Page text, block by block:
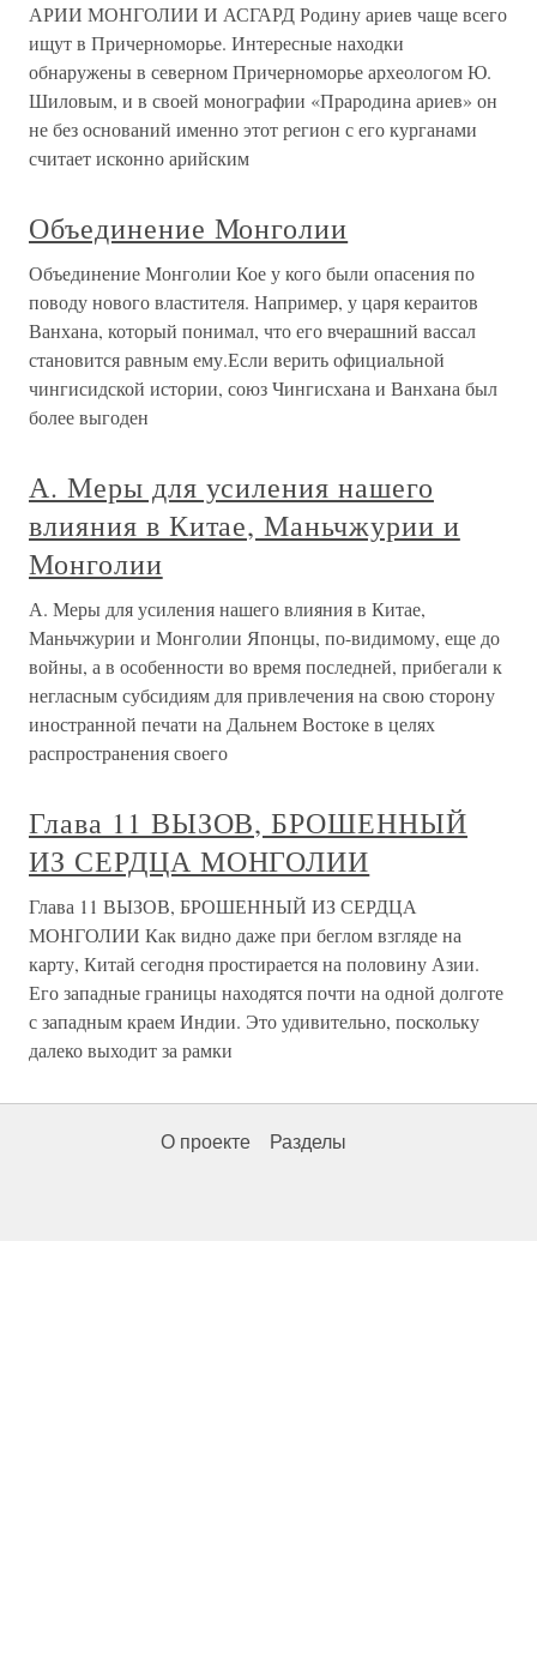
АРИИ МОНГОЛИИ И АСГАРД Родину ариев чаще всего
ищут в Причерноморье. Интересные находки
обнаружены в северном Причерноморье археологом Ю.
Шиловым, и в своей монографии «Прародина ариев» он
не без оснований именно этот регион с его курганами
считает исконно арийским
Объединение Монголии
Объединение Монголии Кое у кого были опасения по
поводу нового властителя. Например, у царя кераитов
Ванхана, который понимал, что его вчерашний вассал
становится равным ему.Если верить официальной
чингисидской истории, союз Чингисхана и Ванхана был
более выгоден
А. Меры для усиления нашего
влияния в Китае, Маньчжурии и
Монголии
А. Меры для усиления нашего влияния в Китае,
Маньчжурии и Монголии Японцы, по-видимому, еще до
войны, а в особенности во время последней, прибегали к
негласным субсидиям для привлечения на свою сторону
иностранной печати на Дальнем Востоке в целях
распространения своего
Глава 11 ВЫЗОВ, БРОШЕННЫЙ
ИЗ СЕРДЦА МОНГОЛИИ
Глава 11 ВЫЗОВ, БРОШЕННЫЙ ИЗ СЕРДЦА
МОНГОЛИИ Как видно даже при беглом взгляде на
карту, Китай сегодня простирается на половину Азии.
Его западные границы находятся почти на одной долготе
с западным краем Индии. Это удивительно, поскольку
далеко выходит за рамки
О проекте Разделы